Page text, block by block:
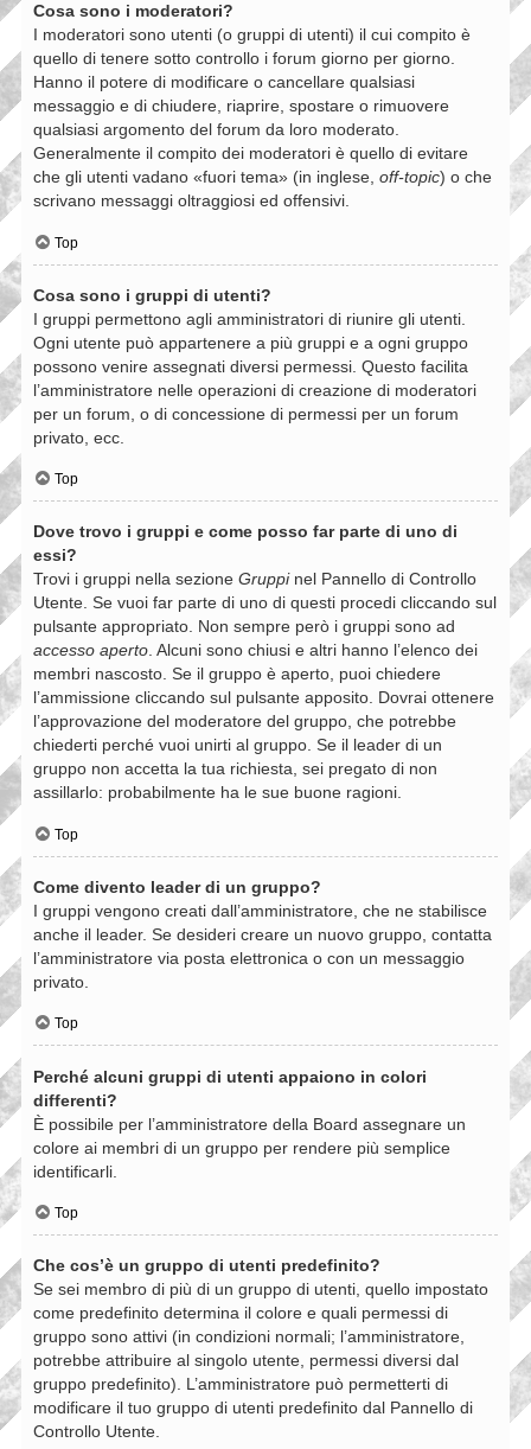
Cosa sono i moderatori?
I moderatori sono utenti (o gruppi di utenti) il cui compito è
quello di tenere sotto controllo i forum giorno per giorno.
Hanno il potere di modificare o cancellare qualsiasi
messaggio e di chiudere, riaprire, spostare o rimuovere
qualsiasi argomento del forum da loro moderato.
Generalmente il compito dei moderatori è quello di evitare
che gli utenti vadano «fuori tema» (in inglese, off-topic) o che
scrivano messaggi oltraggiosi ed offensivi.
Top
Cosa sono i gruppi di utenti?
I gruppi permettono agli amministratori di riunire gli utenti.
Ogni utente può appartenere a più gruppi e a ogni gruppo
possono venire assegnati diversi permessi. Questo facilita
l’amministratore nelle operazioni di creazione di moderatori
per un forum, o di concessione di permessi per un forum
privato, ecc.
Top
Dove trovo i gruppi e come posso far parte di uno di
essi?
Trovi i gruppi nella sezione Gruppinel Pannello di Controllo
Utente. Se vuoi far parte di uno di questi procedi cliccando sul
pulsante appropriato. Non sempre però i gruppi sono ad
accesso aperto. Alcuni sono chiusi e altri hanno l’elenco dei
membri nascosto. Se il gruppo è aperto, puoi chiedere
l’ammissione cliccando sul pulsante apposito. Dovrai ottenere
l’approvazione del moderatore del gruppo, che potrebbe
chiederti perché vuoi unirti al gruppo. Se il leader di un
gruppo non accetta la tua richiesta, sei pregato di non
assillarlo: probabilmente ha le sue buone ragioni.
Top
Come divento leader di un gruppo?
I gruppi vengono creati dall’amministratore, che ne stabilisce
anche il leader. Se desideri creare un nuovo gruppo, contatta
l’amministratore via posta elettronica o con un messaggio
privato.
Top
Perché alcuni gruppi di utenti appaiono in colori
differenti?
È possibile per l’amministratore della Board assegnare un
colore ai membri di un gruppo per rendere più semplice
identificarli.
Top
Che cos’è un gruppo di utenti predefinito?
Se sei membro di più di un gruppo di utenti, quello impostato
come predefinito determina il colore e quali permessi di
gruppo sono attivi (in condizioni normali; l’amministratore,
potrebbe attribuire al singolo utente, permessi diversi dal
gruppo predefinito). L’amministratore può permetterti di
modificare il tuo gruppo di utenti predefinito dal Pannello di
Controllo Utente.